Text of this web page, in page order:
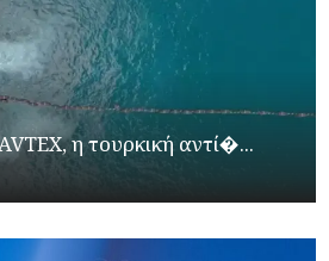
η τουρκική αντί�...